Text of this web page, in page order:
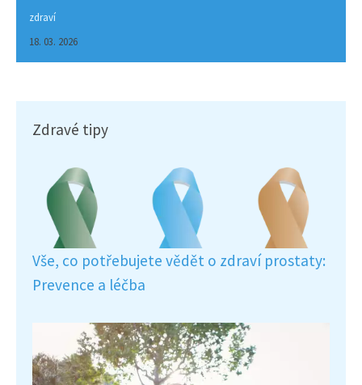
zdraví
18. 03. 2026
Zdravé tipy
Vše, co potřebujete vědět o zdraví prostaty:
Prevence a léčba